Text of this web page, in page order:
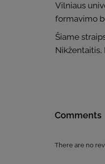
Vilniaus
formavimo
Šiame
Nikžentaitis,
Comments
There are no